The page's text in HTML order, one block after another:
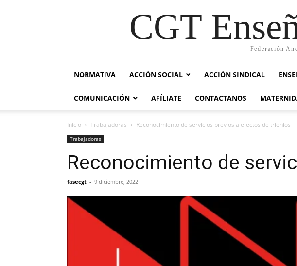
CGT
Federación
NORMATIVA ACCIÓN SOCIAL ACCIÓN SINDICAL
COMUNICACIÓN AFÍLIATE CONTACTANOS
Inicio Trabajadoras Reconocimiento de servicios previos a efectos de trienios
Trabajadoras
Reconocimiento de
fasecgt - 9 diciembre, 2022